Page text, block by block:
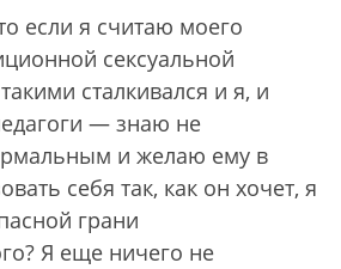
если я считаю моего
сексуальной
сталкивался и я, и
— знаю не
и желаю ему в
себя так, как он хочет, я
грани
Я еще ничего не